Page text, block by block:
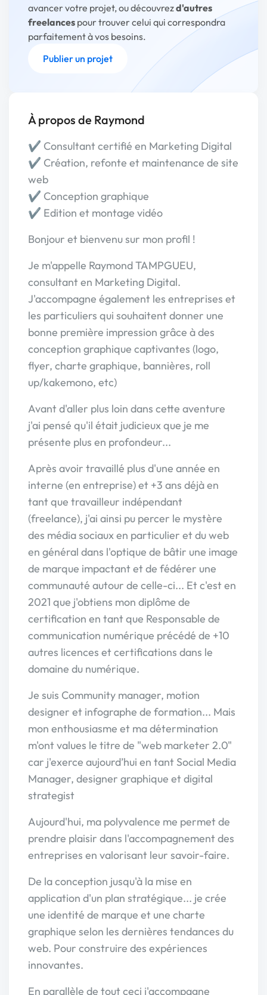
avancer votre projet, ou découvrezd'autres
freelances pour trouver celui qui correspondra
parfaitement à vos besoins.
Publier un projet
À propos de Raymond
✔️ Consultant certifié en Marketing Digital
✔️ Création, refonte et maintenance de site
web
✔️ Conception graphique
✔️ Edition et montage vidéo
Bonjour et bienvenu sur mon profil !
Je m'appelle Raymond TAMPGUEU,
consultant en Marketing Digital.
J'accompagne également les entreprises et
les particuliers qui souhaitent donner une
bonne première impression grâce à des
conception graphique captivantes (logo,
flyer, charte graphique, bannières, roll
up/kakemono, etc)
Avant d'aller plus loin dans cette aventure
j'ai pensé qu'il était judicieux que je me
présente plus en profondeur...
Après avoir travaillé plus d'une année en
interne (en entreprise) et +3 ans déjà en
tant que travailleur indépendant
(freelance), j'ai ainsi pu percer le mystère
des média sociaux en particulier et du web
en général dans l'optique de bâtir une image
de marque impactant et de fédérer une
communauté autour de celle-ci... Et c'est en
2021 que j'obtiens mon diplôme de
certification en tant que Responsable de
communication numérique précédé de +10
autres licences et certifications dans le
domaine du numérique.
Je suis Community manager, motion
designer et infographe de formation... Mais
mon enthousiasme et ma détermination
m'ont values le titre de "web marketer 2.0"
car j'exerce aujourd’hui en tant Social Media
Manager, designer graphique et digital
strategist
Aujourd'hui, ma polyvalence me permet de
prendre plaisir dans l'accompagnement des
entreprises en valorisant leur savoir-faire.
De la conception jusqu'à la mise en
application d'un plan stratégique... je crée
une identité de marque et une charte
graphique selon les dernières tendances du
web. Pour construire des expériences
innovantes.
En parallèle de tout ceci j'accompagne